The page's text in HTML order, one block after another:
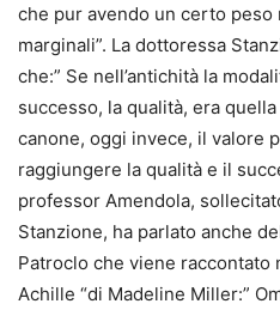
che pur avendo un certo peso
marginali”. La dottoressa
che:” Se nell’antichità la
successo, la qualità, era
canone, oggi invece, il valore
raggiungere la qualità e il
professor Amendola,
Stanzione, ha parlato anche
Patroclo che viene raccontato
Achille “di Madeline Miller:”